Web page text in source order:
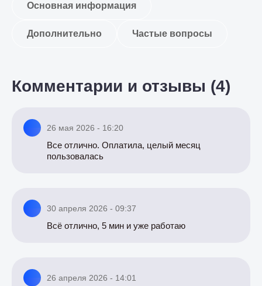
Основная информация
Дополнительно Частые вопросы
Комментарии и отзывы (4)
26 мая 2026 - 16:20
Все отлично. Оплатила, целый месяц
пользовалась
30 апреля 2026 - 09:37
Всё отлично, 5 мин и уже работаю
26 апреля 2026 - 14:01